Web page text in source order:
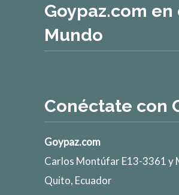
Goypaz.com en
Mundo
Conéctate con
Goypaz.com
Carlos Montúfar E13-3361 y
Quito, Ecuador